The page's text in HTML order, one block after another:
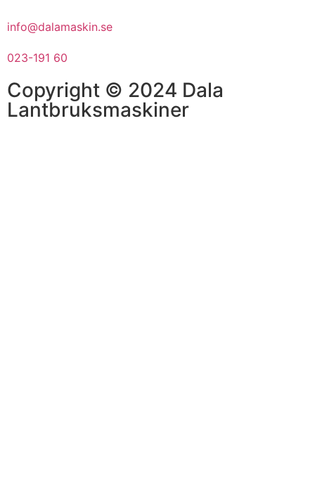
info@dalamaskin.se
023-191 60
Copyright © 2024 Dala
Lantbruksmaskiner